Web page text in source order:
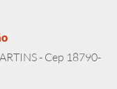
- Cep 18790-